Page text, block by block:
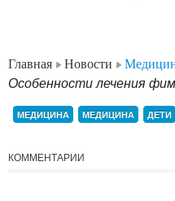
Главная Новости
Особенности лечения
МЕДИЦИНА МЕДИЦИНА ДЕТИ
КОММЕНТАРИИ